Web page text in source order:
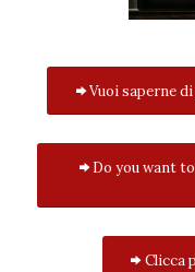
Vuoi saperne
Do you want
Clicca